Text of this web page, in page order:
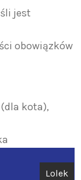
jest
obowiązków
kota),
Lolek